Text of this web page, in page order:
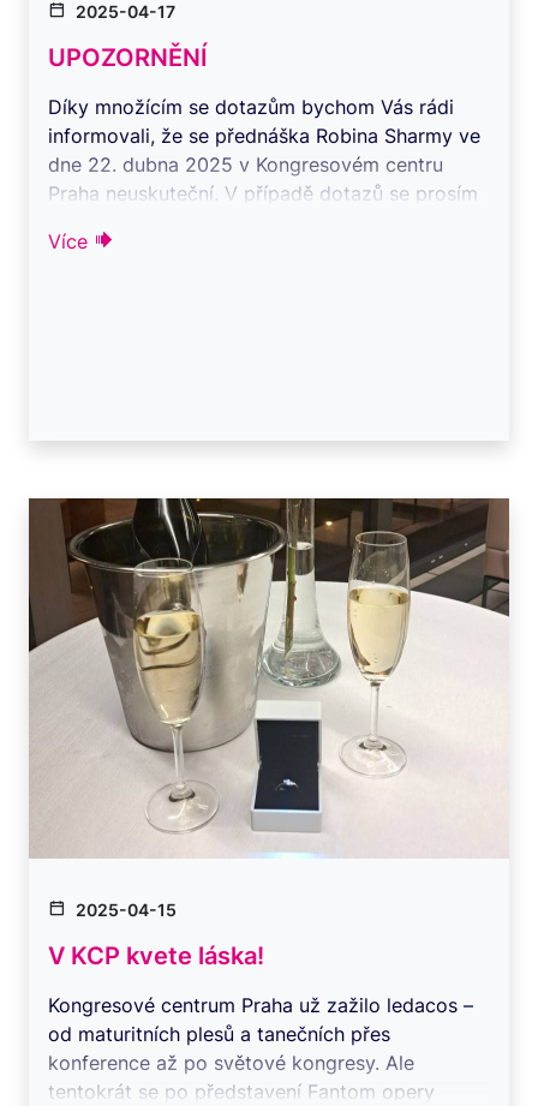
2025-04-17
UPOZORNĚNÍ
Díky množícím se dotazům bychom Vás rádi
informovali, že se přednáška Robina Sharmy ve
dne 22. dubna 2025 v Kongresovém centru
Praha neuskuteční. V případě dotazů se prosím
Více
2025-04-15
V KCP kvete láska!
Kongresové centrum Praha už zažilo ledacos –
od maturitních plesů a tanečních přes
konference až po světové kongresy. Ale
tentokrát se po představení Fantom opery